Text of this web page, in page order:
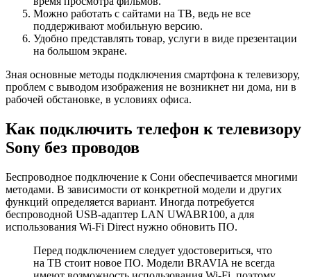
Можно работать с сайтами на ТВ, ведь не все
поддерживают мобильную версию.
Удобно представлять товар, услуги в виде презентации
на большом экране.
Зная основные методы подключения смартфона к телевизору,
проблем с выводом изображения не возникнет ни дома, ни в
рабочей обстановке, в условиях офиса.
Как подключить телефон к телевизору
Sony без проводов
Беспроводное подключение к Сони обеспечивается многими
методами. В зависимости от конкретной модели и других
функций определяется вариант. Иногда потребуется
беспроводной USB-адаптер LAN UWABR100, а для
использования Wi-Fi Direct нужно обновить ПО.
Перед подключением следует удостовериться, что
на ТВ стоит новое ПО. Модели BRAVIA не всегда